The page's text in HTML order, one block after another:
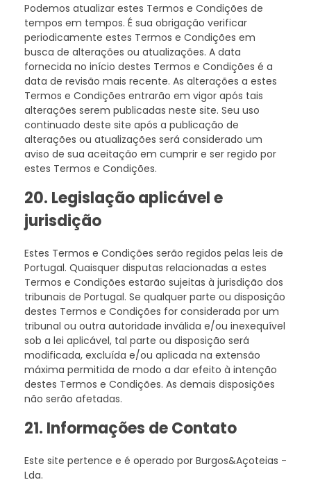
Podemos atualizar estes Termos e Condições de
tempos em tempos. É sua obrigação verificar
periodicamente estes Termos e Condições em
busca de alterações ou atualizações. A data
fornecida no início destes Termos e Condições é a
data de revisão mais recente. As alterações a estes
Termos e Condições entrarão em vigor após tais
alterações serem publicadas neste site. Seu uso
continuado deste site após a publicação de
alterações ou atualizações será considerado um
aviso de sua aceitação em cumprir e ser regido por
estes Termos e Condições.
20. Legislação aplicável e
jurisdição
Estes Termos e Condições serão regidos pelas leis de
Portugal. Quaisquer disputas relacionadas a estes
Termos e Condições estarão sujeitas à jurisdição dos
tribunais de Portugal. Se qualquer parte ou disposição
destes Termos e Condições for considerada por um
tribunal ou outra autoridade inválida e/ou inexequível
sob a lei aplicável, tal parte ou disposição será
modificada, excluída e/ou aplicada na extensão
máxima permitida de modo a dar efeito à intenção
destes Termos e Condições. As demais disposições
não serão afetadas.
21. Informações de Contato
Este site pertence e é operado por Burgos&Açoteias -
Lda.